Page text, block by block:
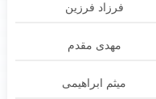
فرزاد فرزین
مهدی مقدم
میثم ابراهیمی